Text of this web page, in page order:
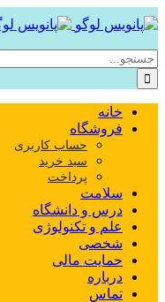
Skip
to
جستجو
برای:
خانه
فروشگاه
حساب کاربری
سبد خرید
پرداخت
سلامت
درس و دانشگاه
علم و تکنولوژی
شخصی
حمایت مالی
درباره
تماس